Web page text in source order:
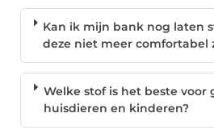
Kan ik mijn bank nog laten
deze niet meer comfortabel
Welke stof is het beste voor
huisdieren en kinderen?